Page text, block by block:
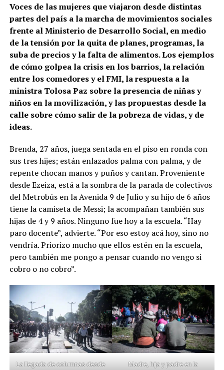
Voces de las mujeres que viajaron desde distintas
partes del país a la marcha de movimientos sociales
frente al Ministerio de Desarrollo Social, en medio
de la tensión por la quita de planes, programas, la
suba de precios y la falta de alimentos. Los ejemplos
de cómo golpea la crisis en los barrios, la relación
entre los comedores y el FMI, la respuesta a la
ministra Tolosa Paz sobre la presencia de niñas y
niños en la movilización, y las propuestas desde la
calle sobre cómo salir de la pobreza de vidas, y de
ideas.
Brenda, 27 años, juega sentada en el piso en ronda con
sus tres hijes; están enlazados palma con palma, y de
repente chocan manos y puños y cantan. Proveniente
desde Ezeiza, está a la sombra de la parada de colectivos
del Metrobús en la Avenida 9 de Julio y su hijo de 6 años
tiene la camiseta de Messi; la acompañan también sus
hijas de 4 y 9 años. Ninguno fue hoy a la escuela. “Hay
paro docente”, advierte. “Por eso estoy acá hoy, sino no
vendría. Priorizo mucho que ellos estén en la escuela,
pero también me pongo a pensar cuando no vengo si
cobro o no cobro”.
La llegada de columnas desde
Madre, hija y padre en la